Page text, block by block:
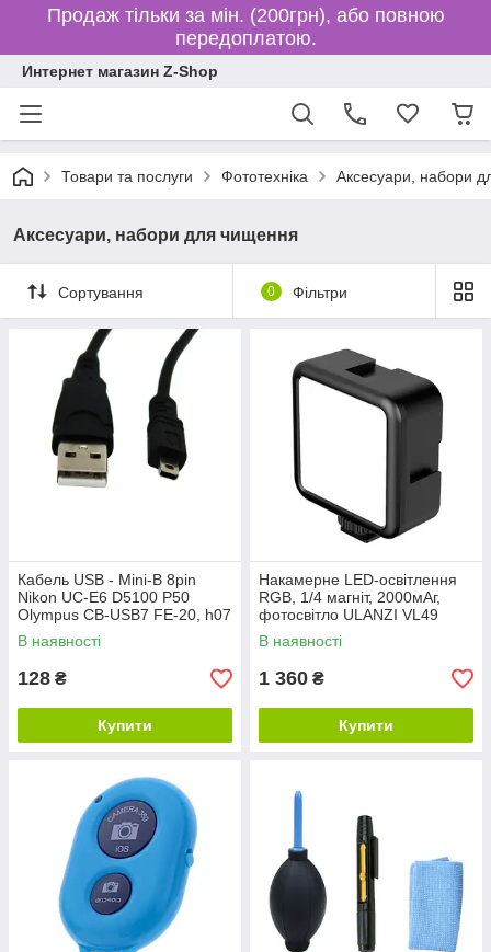
Продаж тільки за мін. (200грн), або повною
передоплатою.
Интернет магазин Z-Shop
Товари та послуги Фототехніка Аксесуари, набори
Аксесуари, набори для чищення
Сортування 0 Фільтри
Кабель USB - Mini-B 8pin
Nikon UC-E6 D5100 P50
Olympus CB-USB7 FE-20, h07
В наявності
128 ₴
Купити
Накамерне LED-освітлення
RGB, 1/4 магніт, 2000мАг,
фотосвітло ULANZI VL49
В наявності
1 360 ₴
Купити